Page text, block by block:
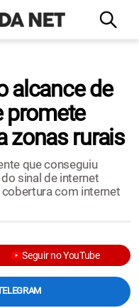
alcance de
promete
zonas rurais
que conseguiu
sinal de internet
com internet
Seguir no YouTube